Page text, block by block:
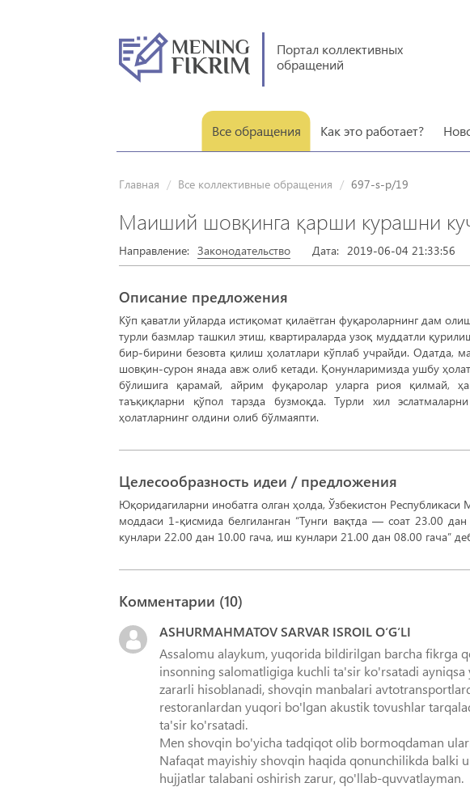
Портал коллективных
обращений
Все обращения Как это работает?
Главная Все коллективные обращения 697-s-p/19
Маиший шовқинга қарши курашни
Направление: Законодательство Дата: 2019-06-04 21:33:56
Описание предложения
Кўп қаватли уйларда истиқомат қилаётган фуқароларнинг дам
турли базмлар ташкил этиш, квартираларда узоқ муддатли
бир-бирини безовта қилиш ҳолатлари кўплаб учрайди. Одатда,
шовқин-сурон янада авж олиб кетади. Қонунларимизда ушбу
бўлишига қарамай, айрим фуқаролар уларга риоя қилмай,
таъқиқларни қўпол тарзда бузмоқда. Турли хил
ҳолатларнинг олдини олиб бўлмаяпти.
Целесообразность идеи / предложения
Юқоридагиларни инобатга олган ҳолда, Ўзбекистон
моддаси 1-қисмида белгиланган “Тунги вақтда — соат 23.00
кунлари 22.00 дан 10.00 гача, иш кунлари 21.00 дан 08.00 гача”
Комментарии (10)
ASHURMAHMATOV SARVAR ISROIL O‘G‘LI
Assalomu alaykum, yuqorida bildirilgan barcha fikrga
insonning salomatligiga kuchli ta'sir ko'rsatadi
zararli hisoblanadi, shovqin manbalari
restoranlardan yuqori bo'lgan akustik tovushlar
ta'sir ko'rsatadi.
Men shovqin bo'yicha tadqiqot olib bormoqdaman
Nafaqat mayishiy shovqin haqida qonunchilikda balki
hujjatlar talabani oshirish zarur, qo'llab-quvvatlayman.